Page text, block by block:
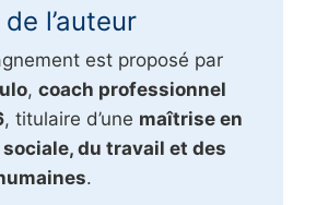
l’auteur
est proposé par
, coach professionnel
, titulaire d’une maîtrise en
du travail et des
.